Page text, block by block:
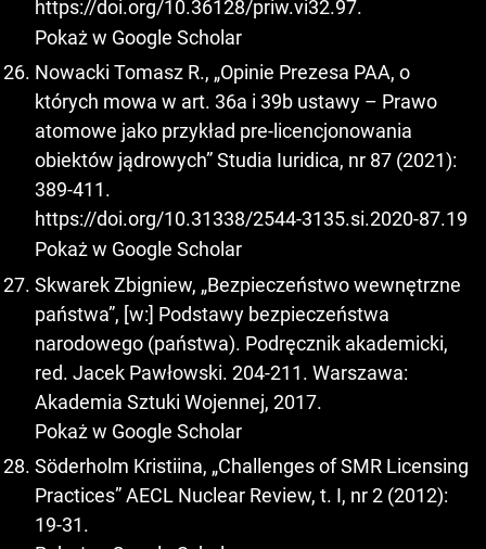
https://doi.org/10.36128/priw.vi32.97.
Pokaż w Google Scholar
Nowacki Tomasz R., „Opinie Prezesa PAA, o
których mowa w art. 36a i 39b ustawy – Prawo
atomowe jako przykład pre-licencjonowania
obiektów jądrowych” Studia Iuridica, nr 87 (2021):
389-411.
https://doi.org/10.31338/2544-3135.si.2020-87.19
Pokaż w Google Scholar
Skwarek Zbigniew, „Bezpieczeństwo wewnętrzne
państwa”, [w:] Podstawy bezpieczeństwa
narodowego (państwa). Podręcznik akademicki,
red. Jacek Pawłowski. 204-211. Warszawa:
Akademia Sztuki Wojennej, 2017.
Pokaż w Google Scholar
Söderholm Kristiina, „Challenges of SMR Licensing
Practices” AECL Nuclear Review, t. I, nr 2 (2012):
19-31.